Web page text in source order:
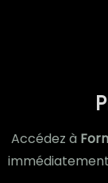
Accédez à